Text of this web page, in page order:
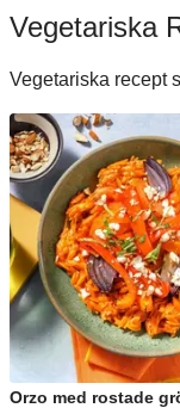
Vegetariska
Vegetariska recept
Orzo med rostade